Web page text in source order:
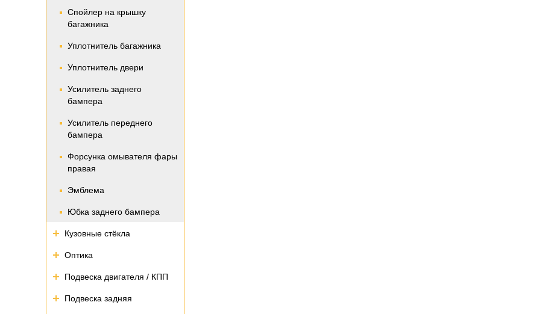
Спойлер на крышку
багажника
Уплотнитель багажника
Уплотнитель двери
Усилитель заднего
бампера
Усилитель переднего
бампера
Форсунка омывателя фары
правая
Эмблема
Юбка заднего бампера
Кузовные стёкла
Оптика
Подвеска двигателя / КПП
Подвеска задняя